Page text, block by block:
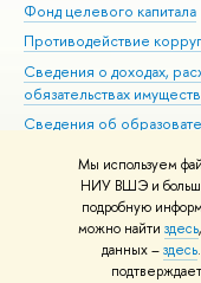
Мы используем
НИУ ВШЭ и
подробную
можно найти здесь
данных –здесь
Фонд целевого капитала
Противодействие
Сведения о доходах,
обязательствах
Сведения об
Людям с ограниченными
Единая платежная
Работа в Вышке